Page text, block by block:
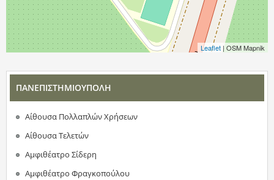
Leaflet | OSM Mapnik
ΠΑΝΕΠΙΣΤΗΜΙΟΥΠΟΛΗ
Αίθουσα Πολλαπλών Χρήσεων
Αίθουσα Τελετών
Αμφιθέατρο Σίδερη
Αμφιθέατρο Φραγκοπούλου